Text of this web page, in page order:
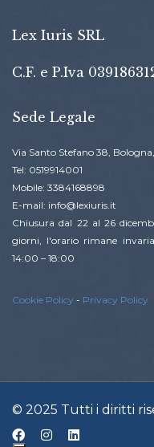
Lex Iuris SRL
C.F. e P.Iva
Sede Legale
Via Santo Stefano 38,
Tel: 0519914001
Mobile: 3384168898
E-mail: info@lexiuris.it
Chiusura dal 22 al 26
giorni, l'orario rimane
14:00 – 18:00
Cookie Policy - Privacy Policy
© 2025 Tutti i diritti